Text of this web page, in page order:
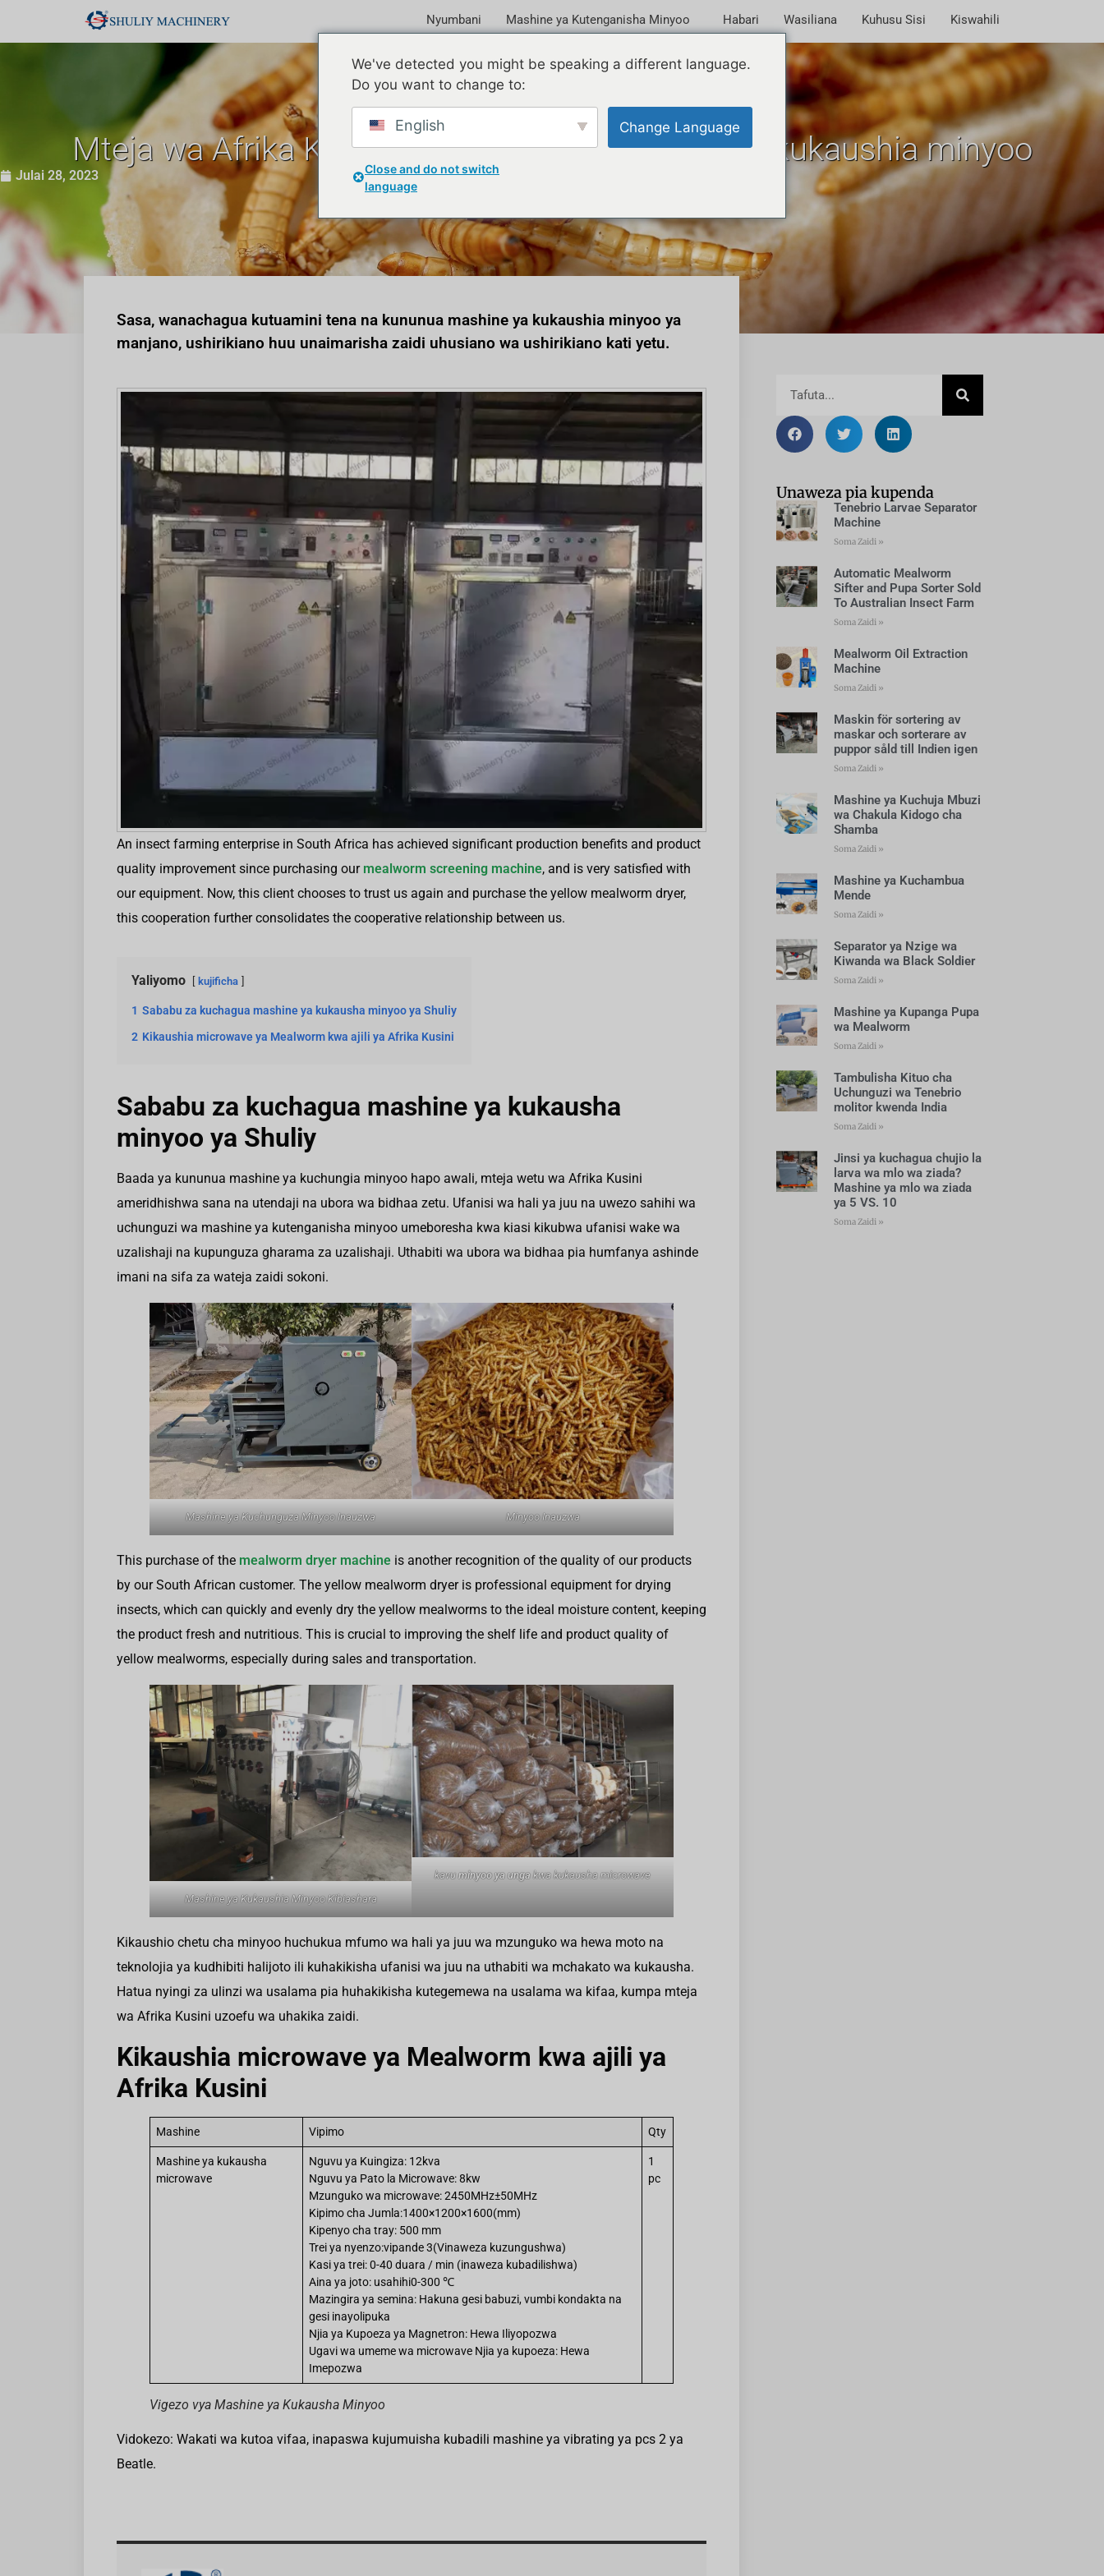
Nyumbani Mashine ya Kutenganisha Minyoo Habari Wasiliana Kuhusu Sisi Kiswahili
Mteja wa Afrika Kusini alinunua tena mashine ya kukaushia minyoo
Julai 28, 2023
Sasa, wanachagua kutuamini tena na kununua mashine ya kukaushia minyoo ya
manjano, ushirikiano huu unaimarisha zaidi uhusiano wa ushirikiano kati yetu.
An insect farming enterprise in South Africa has achieved significant production benefits and product
quality improvement since purchasing our mealworm screening machine, and is very satisfied with
our equipment. Now, this client chooses to trust us again and purchase the yellow mealworm dryer,
this cooperation further consolidates the cooperative relationship between us.
Yaliyomo kujificha
1 Sababu za kuchagua mashine ya kukausha minyoo ya Shuliy
2 Kikaushia microwave ya Mealworm kwa ajili ya Afrika Kusini
Sababu za kuchagua mashine ya kukausha
minyoo ya Shuliy
Baada ya kununua mashine ya kuchungia minyoo hapo awali, mteja wetu wa Afrika Kusini
ameridhishwa sana na utendaji na ubora wa bidhaa zetu. Ufanisi wa hali ya juu na uwezo sahihi wa
uchunguzi wa mashine ya kutenganisha minyoo umeboresha kwa kiasi kikubwa ufanisi wake wa
uzalishaji na kupunguza gharama za uzalishaji. Uthabiti wa ubora wa bidhaa pia humfanya ashinde
imani na sifa za wateja zaidi sokoni.
Mashine ya Kuchunguza Minyoo Inauzwa Minyoo Inauzwa
This purchase of the mealworm dryer machine is another recognition of the quality of our products
by our South African customer. The yellow mealworm dryer is professional equipment for drying
insects, which can quickly and evenly dry the yellow mealworms to the ideal moisture content, keeping
the product fresh and nutritious. This is crucial to improving the shelf life and product quality of
yellow mealworms, especially during sales and transportation.
Mashine ya Kukaushia Minyoo Kibiashara
kavuminyoo ya ungakwa kukausha microwave
Kikaushio chetu cha minyoo huchukua mfumo wa hali ya juu wa mzunguko wa hewa moto na
teknolojia ya kudhibiti halijoto ili kuhakikisha ufanisi wa juu na uthabiti wa mchakato wa kukausha.
Hatua nyingi za ulinzi wa usalama pia huhakikisha kutegemewa na usalama wa kifaa, kumpa mteja
wa Afrika Kusini uzoefu wa uhakika zaidi.
Kikaushia microwave ya Mealworm kwa ajili ya
Afrika Kusini
Mashine Vipimo Qty
Mashine ya kukausha
microwave
Nguvu ya Kuingiza: 12kva
Nguvu ya Pato la Microwave: 8kw
Mzunguko wa microwave: 2450MHz±50MHz
Kipimo cha Jumla:1400×1200×1600(mm)
Kipenyo cha tray: 500 mm
Trei ya nyenzo:vipande 3(Vinaweza kuzungushwa)
Kasi ya trei: 0-40 duara / min (inaweza kubadilishwa)
Aina ya joto: usahihi0-300 ℃
Mazingira ya semina: Hakuna gesi babuzi, vumbi kondakta na
gesi inayolipuka
Njia ya Kupoeza ya Magnetron: Hewa Iliyopozwa
Ugavi wa umeme wa microwave Njia ya kupoeza: Hewa
Imepozwa
1
pc
Vigezo vya Mashine ya Kukausha Minyoo
Vidokezo: Wakati wa kutoa vifaa, inapaswa kujumuisha kubadili mashine ya vibrating ya pcs 2 ya
Beatle.
Unaweza pia kupenda
Tenebrio Larvae Separator
Machine
Soma Zaidi »
Automatic Mealworm
Sifter and Pupa Sorter Sold
To Australian Insect Farm
Soma Zaidi »
Mealworm Oil Extraction
Machine
Soma Zaidi »
Maskin för sortering av
maskar och sorterare av
puppor såld till Indien igen
Soma Zaidi »
Mashine ya Kuchuja Mbuzi
wa Chakula Kidogo cha
Shamba
Soma Zaidi »
Mashine ya Kuchambua
Mende
Soma Zaidi »
Separator ya Nzige wa
Kiwanda wa Black Soldier
Soma Zaidi »
Mashine ya Kupanga Pupa
wa Mealworm
Soma Zaidi »
Tambulisha Kituo cha
Uchunguzi wa Tenebrio
molitor kwenda India
Soma Zaidi »
Jinsi ya kuchagua chujio la
larva wa mlo wa ziada?
Mashine ya mlo wa ziada
ya 5 VS. 10
Soma Zaidi »
We've detected you might be speaking a different language.
Do you want to change to:
English Change Language
Close and do not switch
language